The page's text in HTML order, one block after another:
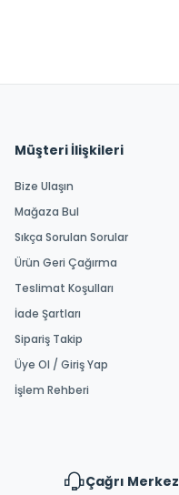
Müşteri İlişkileri
Bize Ulaşın
Mağaza Bul
Sıkça Sorulan Sorular
Ürün Geri Çağırma
Teslimat Koşulları
İade Şartları
Sipariş Takip
Üye Ol / Giriş Yap
İşlem Rehberi
Çağrı